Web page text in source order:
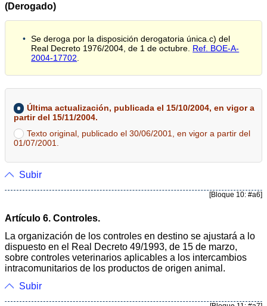
(Derogado)
Se deroga por la disposición derogatoria única.c) del
Real Decreto 1976/2004, de 1 de octubre. Ref. BOE-A-
2004-17702
Última actualización, publicada el 15/10/2004, en vigor a
partir del 15/11/2004.
Texto original, publicado el 30/06/2001, en vigor a partir del
01/07/2001.
Subir
[Bloque 10: #a6]
Artículo 6. Controles.
La organización de los controles en destino se ajustará a lo
dispuesto en el Real Decreto 49/1993, de 15 de marzo,
sobre controles veterinarios aplicables a los intercambios
intracomunitarios de los productos de origen animal.
Subir